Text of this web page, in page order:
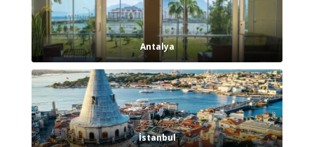
Antalya
İstanbul